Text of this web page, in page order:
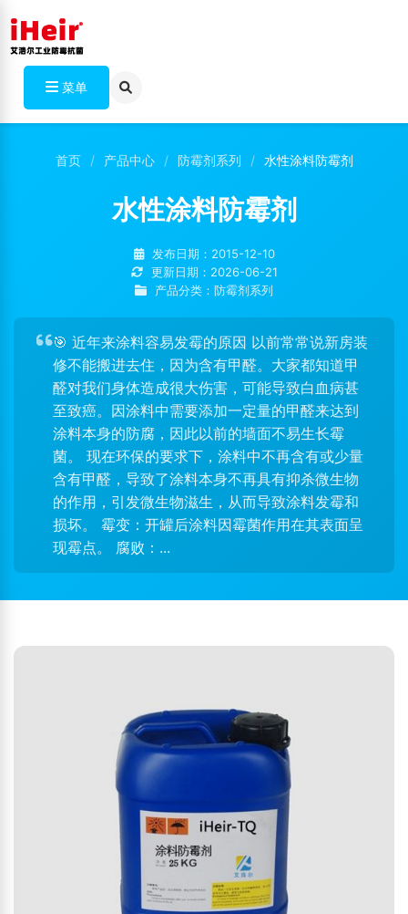
菜单
首页 产品中心 防霉剂系列 水性涂料防霉剂
水性涂料防霉剂
发布日期：2015-12-10
更新日期：2026-06-21
产品分类：防霉剂系列
🎯 近年来涂料容易发霉的原因 以前常常说新房装
修不能搬进去住，因为含有甲醛。大家都知道甲
醛对我们身体造成很大伤害，可能导致白血病甚
至致癌。因涂料中需要添加一定量的甲醛来达到
涂料本身的防腐，因此以前的墙面不易生长霉
菌。 现在环保的要求下，涂料中不再含有或少量
含有甲醛，导致了涂料本身不再具有抑杀微生物
的作用，引发微生物滋生，从而导致涂料发霉和
损坏。 霉变：开罐后涂料因霉菌作用在其表面呈
现霉点。 腐败：...